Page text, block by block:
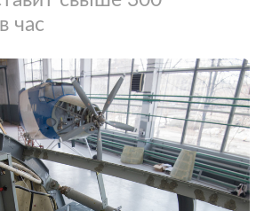
час